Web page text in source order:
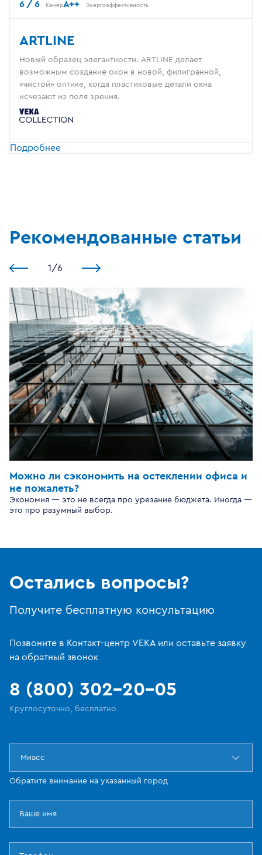
6 / 6 КамерA++ Энергоэффективность
ARTLINE
Новый образец элегантности. ARTLINE делает
возможным создание окон в новой, филигранной,
«чистой» оптике, когда пластиковые детали окна
исчезают из поля зрения.
Подробнее
Рекомендованные статьи
1 /6
Можно ли сэкономить на остеклении офиса и
не пожалеть?
Экономия — это не всегда про урезание бюджета. Иногда —
это про разумный выбор.
Остались вопросы?
Получите бесплатную консультацию
Позвоните в Контакт-центр VEKA или оставьте заявку
на обратный звонок
8 (800) 302-20-05
Круглосуточно, бесплатно
Миасс
Обратите внимание на указанный город